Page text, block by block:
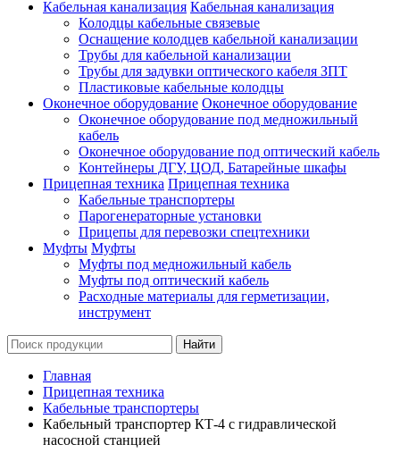
Кабельная канализация Кабельная канализация
Колодцы кабельные связевые
Оснащение колодцев кабельной канализации
Трубы для кабельной канализации
Трубы для задувки оптического кабеля ЗПТ
Пластиковые кабельные колодцы
Оконечное оборудование Оконечное оборудование
Оконечное оборудование под медножильный
кабель
Оконечное оборудование под оптический кабель
Контейнеры ДГУ, ЦОД, Батарейные шкафы
Прицепная техника Прицепная техника
Кабельные транспортеры
Парогенераторные установки
Прицепы для перевозки спецтехники
Муфты Муфты
Муфты под медножильный кабель
Муфты под оптический кабель
Расходные материалы для герметизации,
инструмент
Главная
Прицепная техника
Кабельные транспортеры
Кабельный транспортер КТ-4 с гидравлической
насосной станцией